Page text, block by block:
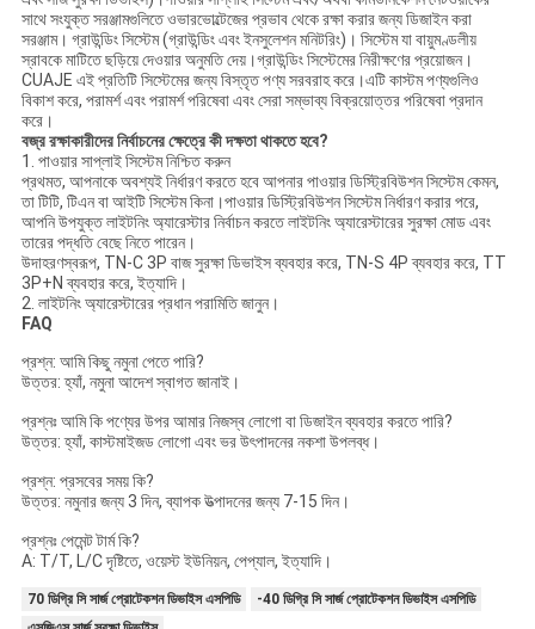
সাথে সংযুক্ত সরঞ্জামগুলিতে ওভারভোল্টেজের প্রভাব থেকে রক্ষা করার জন্য ডিজাইন করা
সরঞ্জাম। গ্রাউন্ডিং সিস্টেম (গ্রাউন্ডিং এবং ইনসুলেশন মনিটরিং)। সিস্টেম যা বায়ুমণ্ডলীয়
স্রাবকে মাটিতে ছড়িয়ে দেওয়ার অনুমতি দেয়।গ্রাউন্ডিং সিস্টেমের নিরীক্ষণের প্রয়োজন।
CUAJE এই প্রতিটি সিস্টেমের জন্য বিস্তৃত পণ্য সরবরাহ করে।এটি কাস্টম পণ্যগুলিও
বিকাশ করে, পরামর্শ এবং পরামর্শ পরিষেবা এবং সেরা সম্ভাব্য বিক্রয়োত্তর পরিষেবা প্রদান
করে।
বজ্র রক্ষাকারীদের নির্বাচনের ক্ষেত্রে কী দক্ষতা থাকতে হবে?
1. পাওয়ার সাপ্লাই সিস্টেম নিশ্চিত করুন
প্রথমত, আপনাকে অবশ্যই নির্ধারণ করতে হবে আপনার পাওয়ার ডিস্ট্রিবিউশন সিস্টেম কেমন,
তা টিটি, টিএন বা আইটি সিস্টেম কিনা।পাওয়ার ডিস্ট্রিবিউশন সিস্টেম নির্ধারণ করার পরে,
আপনি উপযুক্ত লাইটনিং অ্যারেস্টার নির্বাচন করতে লাইটনিং অ্যারেস্টারের সুরক্ষা মোড এবং
তারের পদ্ধতি বেছে নিতে পারেন।
উদাহরণস্বরূপ, TN-C 3P বাজ সুরক্ষা ডিভাইস ব্যবহার করে, TN-S 4P ব্যবহার করে, TT
3P+N ব্যবহার করে, ইত্যাদি।
2. লাইটনিং অ্যারেস্টারের প্রধান পরামিতি জানুন।
FAQ
প্রশ্ন: আমি কিছু নমুনা পেতে পারি?
উত্তর: হ্যাঁ, নমুনা আদেশ স্বাগত জানাই।
প্রশ্নঃ আমি কি পণ্যের উপর আমার নিজস্ব লোগো বা ডিজাইন ব্যবহার করতে পারি?
উত্তর: হ্যাঁ, কাস্টমাইজড লোগো এবং ভর উৎপাদনের নকশা উপলব্ধ।
প্রশ্ন: প্রসবের সময় কি?
উত্তর: নমুনার জন্য 3 দিন, ব্যাপক উত্পাদনের জন্য 7-15 দিন।
প্রশ্নঃ পেমেন্ট টার্ম কি?
A: T/T, L/C দৃষ্টিতে, ওয়েস্ট ইউনিয়ন, পেপ্যাল, ইত্যাদি।
70 ডিগ্রি সি সার্জ প্রোটেকশন ডিভাইস এসপিডি
-40 ডিগ্রি সি সার্জ প্রোটেকশন ডিভাইস এসপিডি